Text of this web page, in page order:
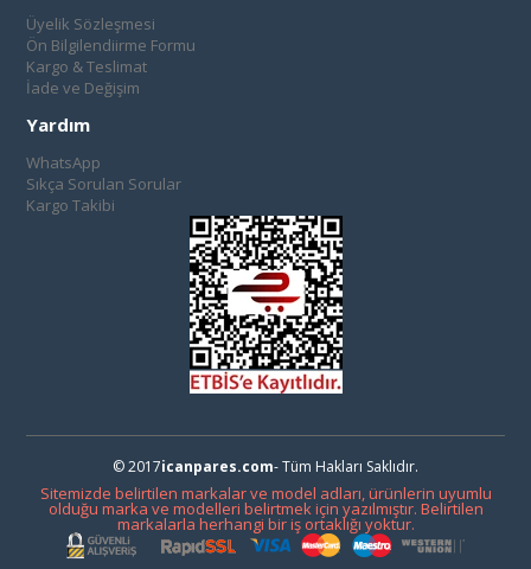
Üyelik Sözleşmesi
Ön Bilgilendiirme Formu
Kargo & Teslimat
İade ve Değişim
Yardım
WhatsApp
Sıkça Sorulan Sorular
Kargo Takibi
© 2017icanpares.com- Tüm Hakları Saklıdır.
Sitemizde belirtilen markalar ve model adları, ürünlerin uyumlu
olduğu marka ve modelleri belirtmek için yazılmıştır. Belirtilen
markalarla herhangi bir iş ortaklığı yoktur.